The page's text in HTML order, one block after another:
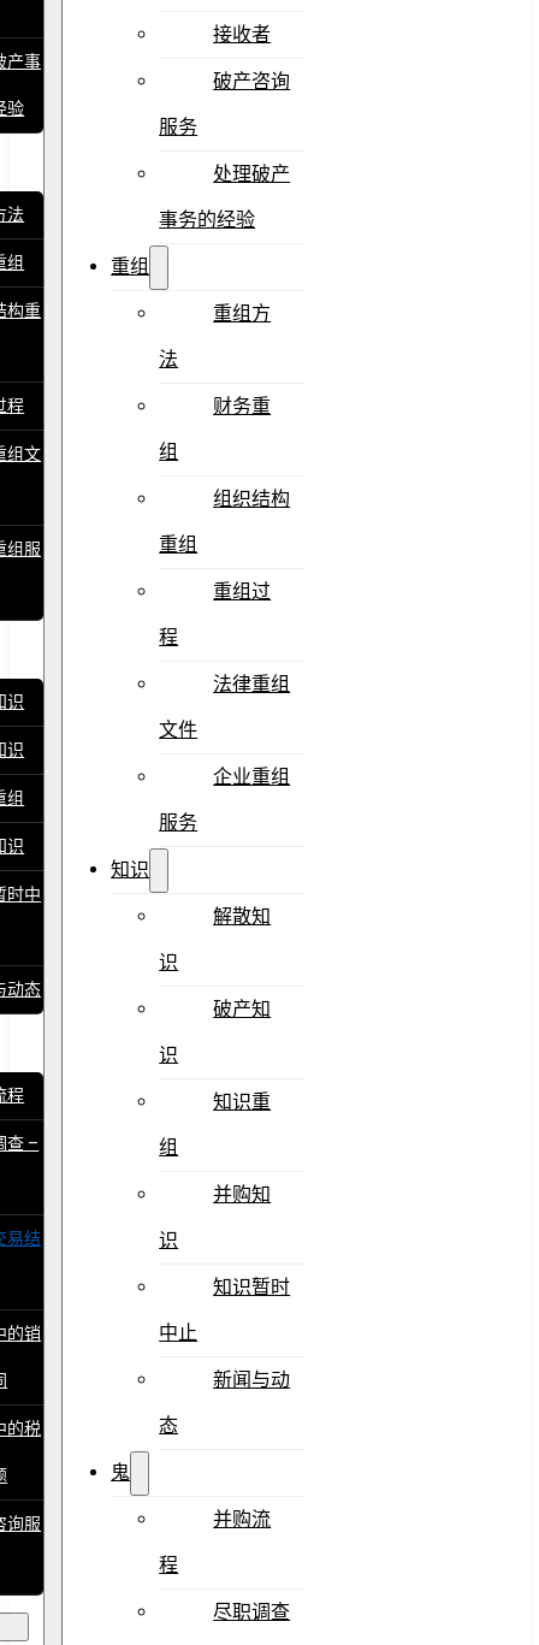
产事
验
法
组
构重
程
组文
组服
识
识
组
识
时中
动态
程
查 –
易结
的销
的税
询服
运
接收者
破产咨询
服务
处理破产
事务的经验
重组
重组方
法
财务重
组
组织结构
重组
重组过
程
法律重组
文件
企业重组
服务
知识
解散知
识
破产知
识
知识重
组
并购知
识
知识暂时
中止
新闻与动
态
鬼
并购流
程
尽职调查